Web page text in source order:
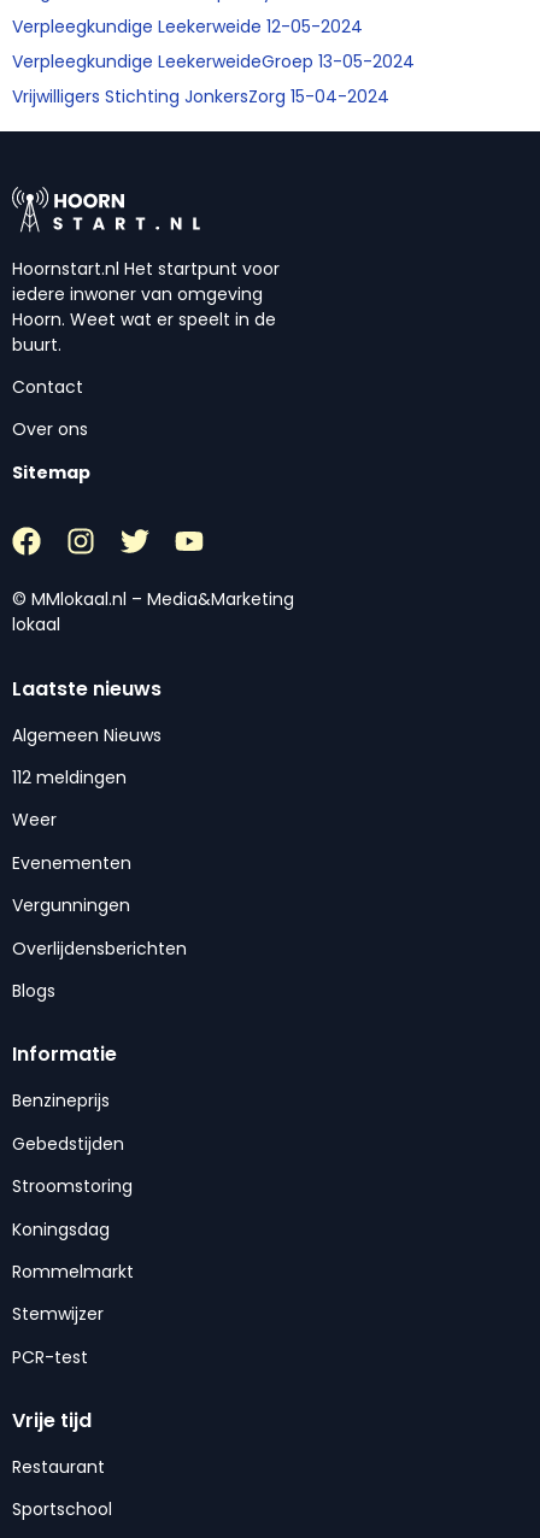
Verpleegkundige Leekerweide 12-05-2024
Verpleegkundige LeekerweideGroep 13-05-2024
Vrijwilligers Stichting JonkersZorg 15-04-2024
Hoornstart.nl Het startpunt voor
iedere inwoner van omgeving
Hoorn. Weet wat er speelt in de
buurt.
Contact
Over ons
Sitemap
© MMlokaal.nl – Media&Marketing
lokaal
Laatste nieuws
Algemeen Nieuws
112 meldingen
Weer
Evenementen
Vergunningen
Overlijdensberichten
Blogs
Informatie
Benzineprijs
Gebedstijden
Stroomstoring
Koningsdag
Rommelmarkt
Stemwijzer
PCR-test
Vrije tijd
Restaurant
Sportschool